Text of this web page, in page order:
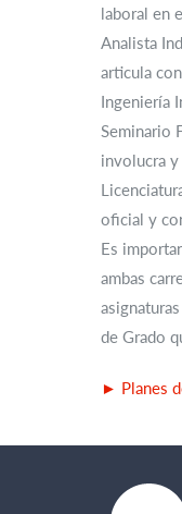
laboral en
Analista
articula
Ingeniería
Seminario
involucra y
oficial y
Es
ambas
de Grado
► Planes